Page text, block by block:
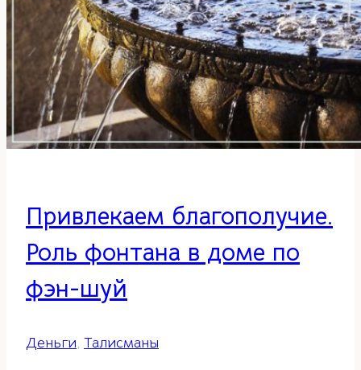
его
определить
Привлекаем благополучие.
Роль фонтана в доме по
фэн-шуй
Деньги, Талисманы